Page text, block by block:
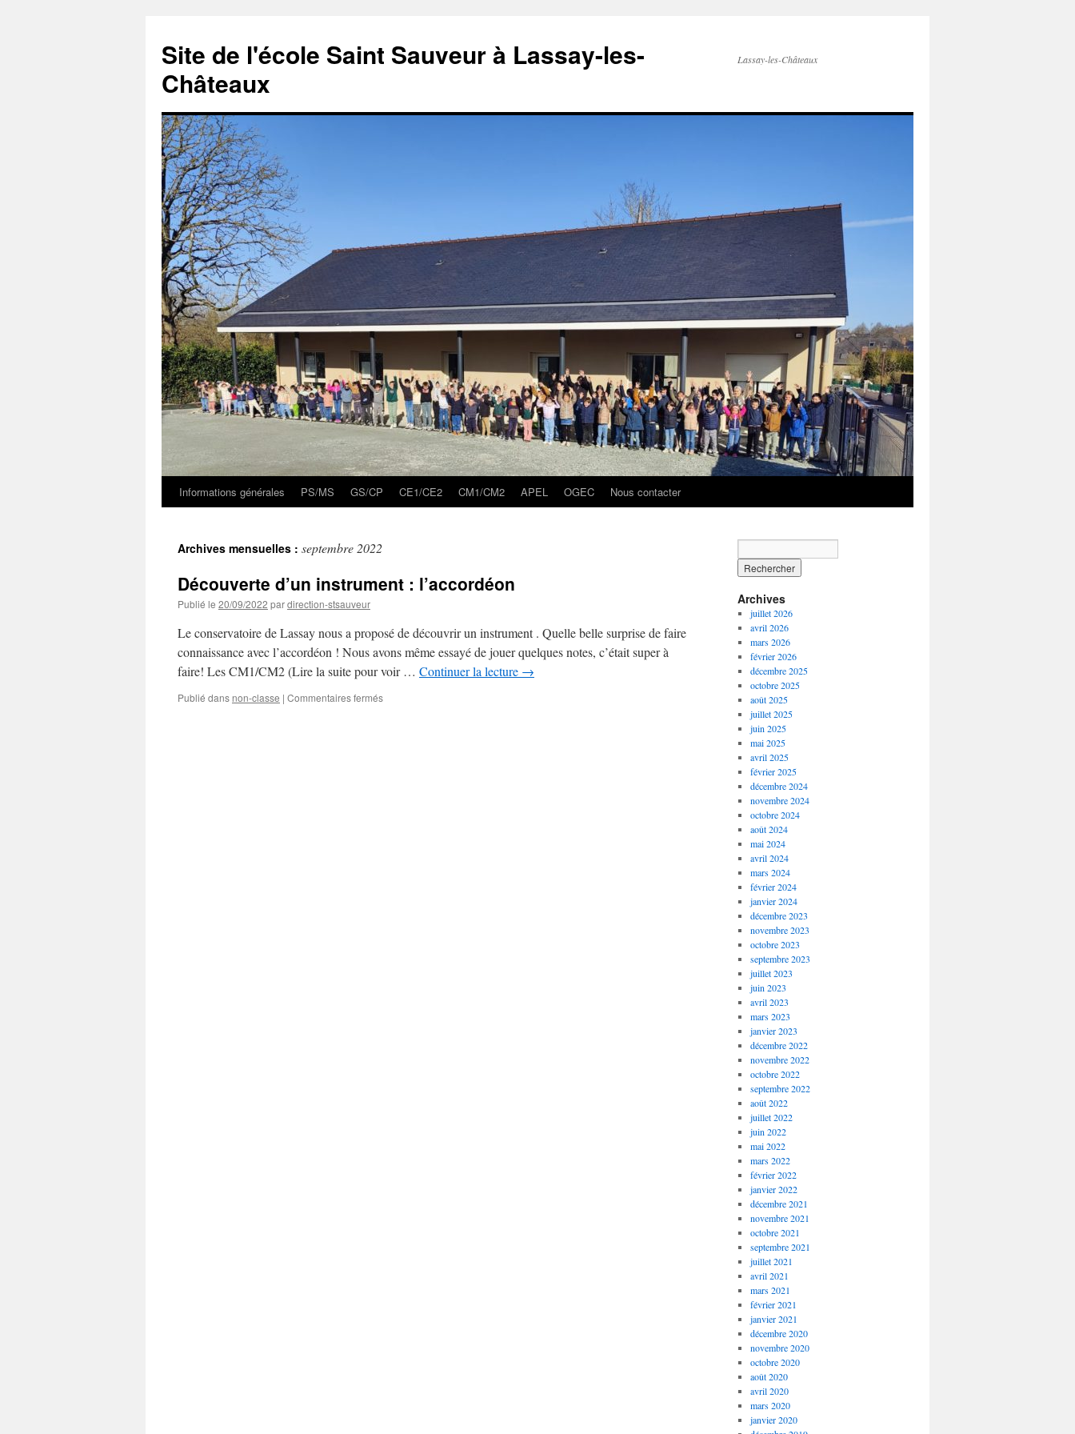
contenu
Site de l'école Saint Sauveur à Lassay-les-
Châteaux
Lassay-les-Châteaux
Informations générales PS/MS GS/CP CE1/CE2 CM1/CM2 APEL OGEC Nous contacter
Archives mensuelles : septembre 2022
Découverte d’un instrument : l’accordéon
Publié le 20/09/2022 pardirection-stsauveur
Le conservatoire de Lassay nous a proposé de découvrir un instrument . Quelle belle surprise de faire
connaissance avec l’accordéon ! Nous avons même essayé de jouer quelques notes, c’était super à
faire! Les CM1/CM2 (Lire la suite pour voir … Continuer la lecture →
Publié dans non-classe | Commentaires ferméssur
Archives
juillet 2026
avril 2026
mars 2026
février 2026
décembre 2025
octobre 2025
août 2025
juillet 2025
juin 2025
mai 2025
avril 2025
février 2025
décembre 2024
novembre 2024
octobre 2024
août 2024
mai 2024
avril 2024
mars 2024
février 2024
janvier 2024
décembre 2023
novembre 2023
octobre 2023
septembre 2023
juillet 2023
juin 2023
avril 2023
mars 2023
janvier 2023
décembre 2022
novembre 2022
octobre 2022
septembre 2022
août 2022
juillet 2022
juin 2022
mai 2022
mars 2022
février 2022
janvier 2022
décembre 2021
novembre 2021
octobre 2021
septembre 2021
juillet 2021
avril 2021
mars 2021
février 2021
janvier 2021
décembre 2020
novembre 2020
octobre 2020
août 2020
avril 2020
mars 2020
janvier 2020